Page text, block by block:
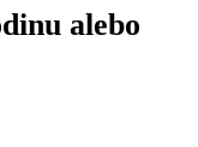
alebo